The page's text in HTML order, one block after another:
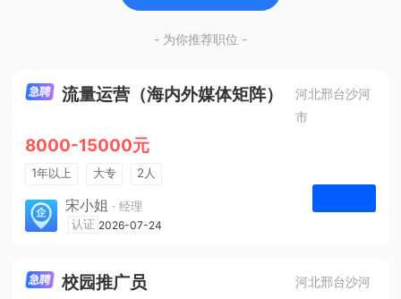
- 为你推荐职位 -
流量运营（海内外媒体矩阵）
河北邢台沙河
市
8000-15000元
1年以上 大专
2人
法定节假日
宋小姐 · 经理
河北众杰网络科技有限公司
认证 2026-07-24
校园推广员
河北邢台沙河